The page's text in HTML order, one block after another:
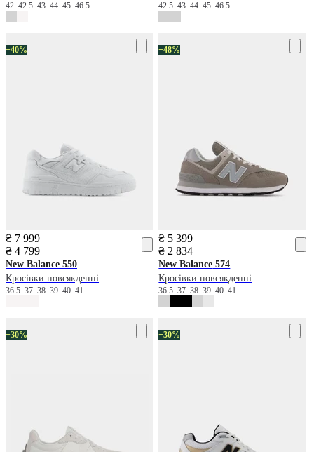
42 42.5 43 44 45 46.5
42.543444546.5
−40%
₴ 7 999
₴ 4 799
New Balance 550
Кросівки повсякденні
36.5 37 38 39 40 41
−48%
₴ 5 399
₴ 2 834
New Balance 574
Кросівки повсякденні
36.53738394041
−30% −30%